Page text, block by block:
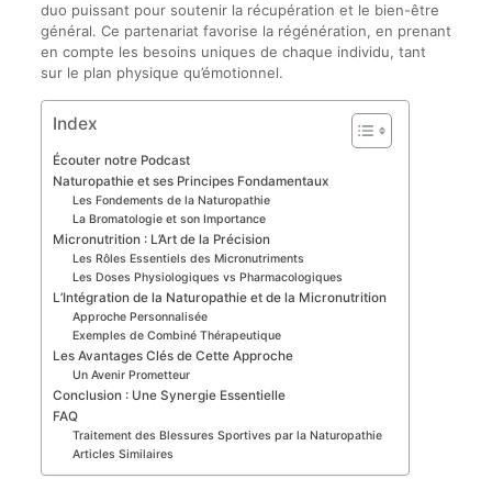
duo puissant pour soutenir la récupération et le bien-être
général. Ce partenariat favorise la régénération, en prenant
en compte les besoins uniques de chaque individu, tant
sur le plan physique qu’émotionnel.
Index
Écouter notre Podcast
Naturopathie et ses Principes Fondamentaux
Les Fondements de la Naturopathie
La Bromatologie et son Importance
Micronutrition : L’Art de la Précision
Les Rôles Essentiels des Micronutriments
Les Doses Physiologiques vs Pharmacologiques
L’Intégration de la Naturopathie et de la Micronutrition
Approche Personnalisée
Exemples de Combiné Thérapeutique
Les Avantages Clés de Cette Approche
Un Avenir Prometteur
Conclusion : Une Synergie Essentielle
FAQ
Traitement des Blessures Sportives par la Naturopathie
Articles Similaires